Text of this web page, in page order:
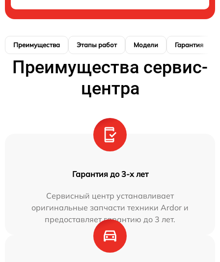
Преимущества Этапы работ Модели Гарантия
Преимущества сервис-
центра
Гарантия до 3-х лет
Сервисный центр устанавливает
оригинальные запчасти техники Ardor и
предоставляет гарантию до 3 лет.